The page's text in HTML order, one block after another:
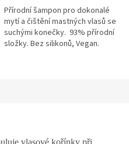
Přírodní šampon pro dokonalé
mytí a čištění mastných vlasů se
suchými konečky. 93% přírodní
složky. Bez silikonů, Vegan.
vlasové kořínky při